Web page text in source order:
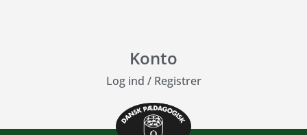
Konto
Log ind / Registrer